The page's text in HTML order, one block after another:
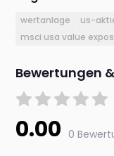
wertanlage
us-
msci usa value
Bewertungen
0.00 0